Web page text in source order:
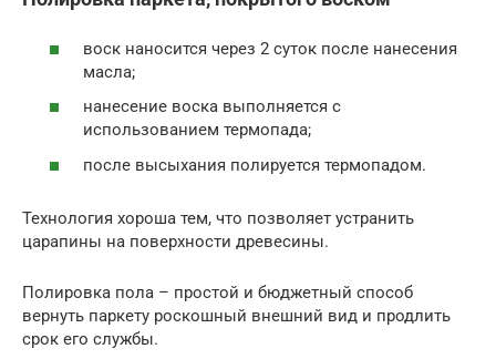
воск наносится через 2 суток после нанесения
масла;
нанесение воска выполняется с
использованием термопада;
после высыхания полируется термопадом.
Технология хороша тем, что позволяет устранить
царапины на поверхности древесины.
Полировка пола – простой и бюджетный способ
вернуть паркету роскошный внешний вид и продлить
срок его службы.